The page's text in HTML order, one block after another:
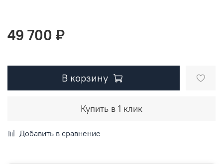
49 700 ₽
В корзину
Купить в 1 клик
Добавить в сравнение